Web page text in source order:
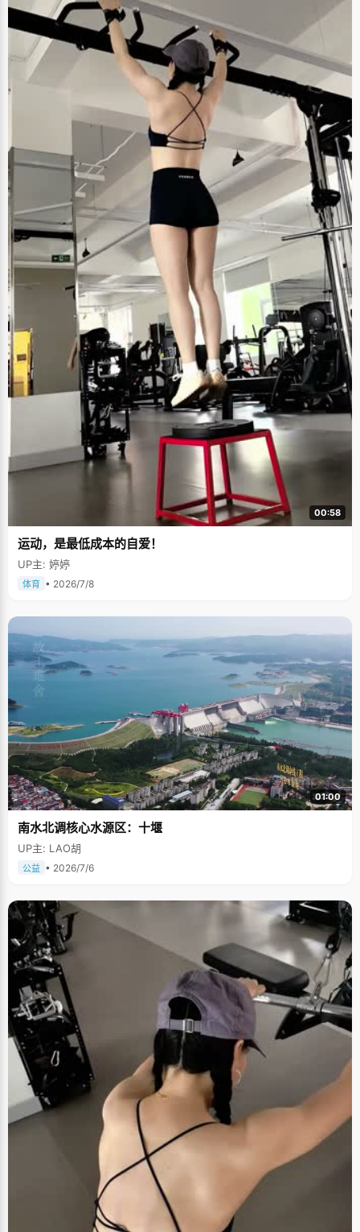
00:58
运动，是最低成本的自爱！
UP主: 婷婷
体育 • 2026/7/8
01:00
南水北调核心水源区：十堰
UP主: LAO胡
公益 • 2026/7/6